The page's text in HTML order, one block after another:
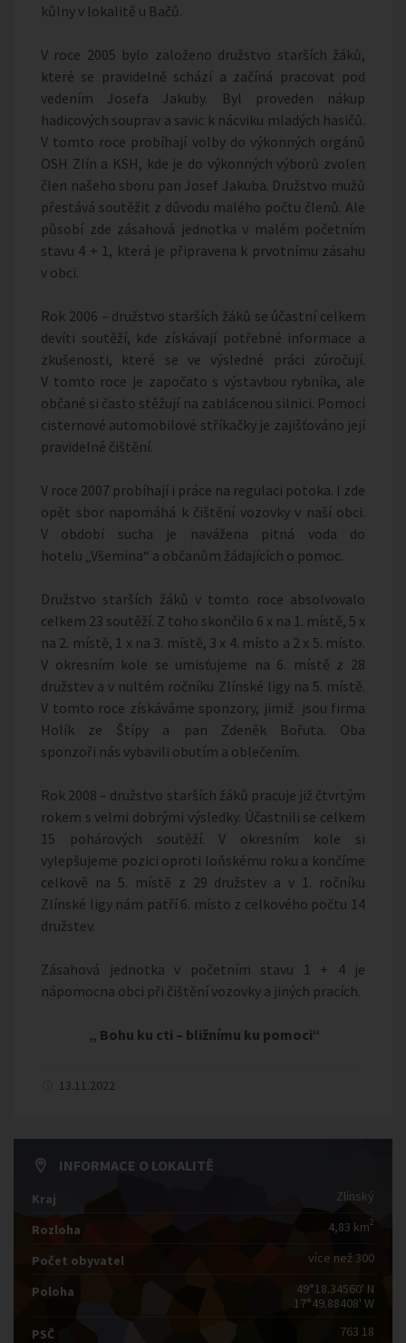
kůlny v lokalitě u Bačů.
V roce 2005 bylo založeno družstvo starších žáků,
které se pravidelně schází a začíná pracovat pod
vedením Josefa Jakuby. Byl proveden nákup
hadicových souprav a savic k nácviku mladých hasičů.
V tomto roce probíhají volby do výkonných orgánů
OSH Zlín a KSH, kde je do výkonných výborů zvolen
člen našeho sboru pan Josef Jakuba. Družstvo mužů
přestává soutěžit z důvodu malého počtu členů. Ale
působí zde zásahová jednotka v malém početním
stavu 4 + 1, která je připravena k prvotnímu zásahu
v obci.
Rok 2006 – družstvo starších žáků se účastní celkem
devíti soutěží, kde získávají potřebné informace a
zkušenosti, které se ve výsledné práci zúročují.
V tomto roce je započato s výstavbou rybníka, ale
občané si často stěžují na zablácenou silnici. Pomocí
cisternové automobilové stříkačky je zajišťováno její
pravidelné čištění.
V roce 2007 probíhají i práce na regulaci potoka. I zde
opět sbor napomáhá k čištění vozovky v naší obci.
V období sucha je navážena pitná voda do
hotelu „Všemina“ a občanům žádajících o pomoc.
Družstvo starších žáků v tomto roce absolvovalo
celkem 23 soutěží. Z toho skončilo 6 x na 1. místě, 5 x
na 2. místě, 1 x na 3. místě, 3 x 4. místo a 2 x 5. místo.
V okresním kole se umisťujeme na 6. místě z 28
družstev a v nultém ročníku Zlínské ligy na 5. místě.
V tomto roce získáváme sponzory, jimiž jsou firma
Holík ze Štípy a pan Zdeněk Bořuta. Oba
sponzoři nás vybavili obutím a oblečením.
Rok 2008 – družstvo starších žáků pracuje již čtvrtým
rokem s velmi dobrými výsledky. Účastnili se celkem
15 pohárových soutěží. V okresním kole si
vylepšujeme pozici oproti loňskému roku a končíme
celkově na 5. místě z 29 družstev a v 1. ročníku
Zlínské ligy nám patří 6. místo z celkového počtu 14
družstev.
Zásahová jednotka v početním stavu 1 + 4 je
nápomocna obci při čištění vozovky a jiných pracích.
„ Bohu ku cti – bližnímu ku pomoci“
13.11.2022
INFORMACE O LOKALITĚ
Kraj Zlínský
Rozloha 4,83 km2
Počet obyvatel více než 300
Poloha
49°18.34560' N
17°49.88408' W
PSČ
763 18